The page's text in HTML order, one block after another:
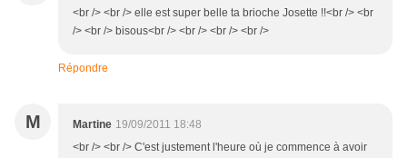
<br /> <br /> elle est super belle ta brioche Josette !!<br /> <br
/> <br /> bisous<br /> <br /> <br /> <br />
Répondre
M Martine 19/09/2011 18:48
<br /> <br /> C'est justement l'heure où je commence à avoir